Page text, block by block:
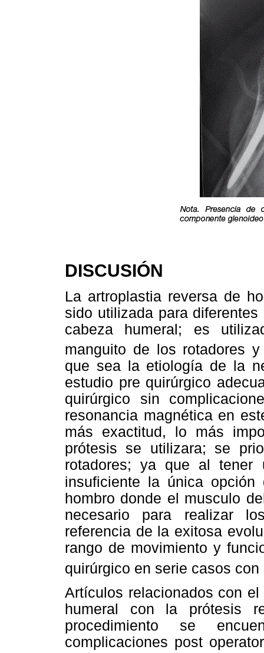
DISCUSIÓN
La artroplastia reversa de
sido utilizada para
cabeza humeral; es
manguito de los rotadores
que sea la etiología de la
estudio pre quirúrgico
quirúrgico sin
resonancia magnética en
más exactitud, lo más
prótesis se utilizara; se
rotadores; ya que al tener
insuficiente la única
hombro donde el musculo
necesario para realizar
referencia de la exitosa
rango de movimiento y
quirúrgico en serie casos
Artículos relacionados con
humeral con la prótesis
procedimiento se
complicaciones post